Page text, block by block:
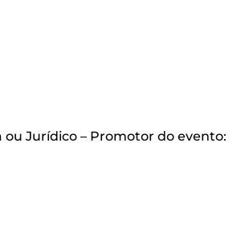
ou Jurídico – Promotor do evento: